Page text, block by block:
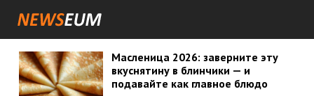
Масленица 2026: заверните эту
вкуснятину в блинчики — и
подавайте как главное блюдо